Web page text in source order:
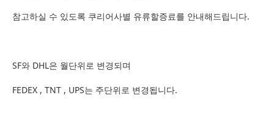
참고하실 수 있도록 쿠리어사별 유류할증료를 안내해드립니다.
SF와 DHL은 월단위로 변경되며
FEDEX , TNT , UPS는 주단위로 변경됩니다.